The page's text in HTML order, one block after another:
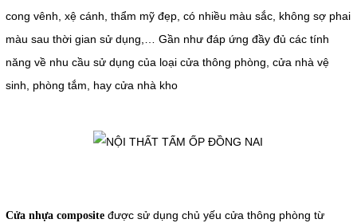
cong vênh, xệ cánh, thẩm mỹ đẹp, có nhiều màu sắc, không sợ phai
màu sau thời gian sử dụng,… Gần như đáp ứng đầy đủ các tính
năng về nhu cầu sử dụng của loại cửa thông phòng, cửa nhà vệ
sinh, phòng tắm, hay cửa nhà kho
Cửa nhựa compositeđược sử dụng chủ yếu cửa thông phòng từ